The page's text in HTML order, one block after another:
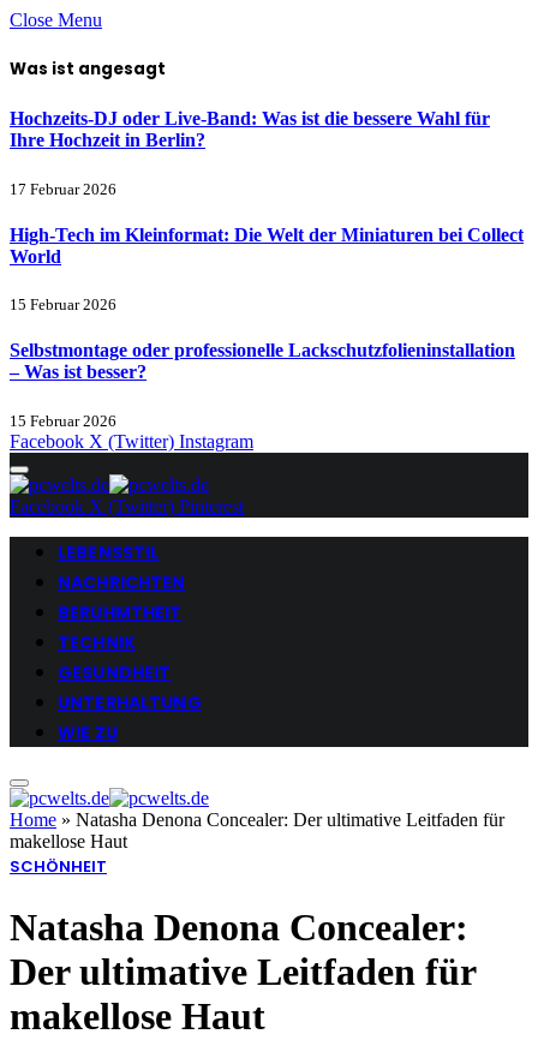
Close Menu
Was ist angesagt
Hochzeits-DJ oder Live-Band: Was ist die bessere Wahl für
Ihre Hochzeit in Berlin?
17 Februar 2026
High-Tech im Kleinformat: Die Welt der Miniaturen bei Collect
World
15 Februar 2026
Selbstmontage oder professionelle Lackschutzfolieninstallation
– Was ist besser?
15 Februar 2026
Facebook X (Twitter) Instagram
Facebook X (Twitter) Pinterest
LEBENSSTIL
NACHRICHTEN
BERUHMTHEIT
TECHNIK
GESUNDHEIT
UNTERHALTUNG
WIE ZU
Home » Natasha Denona Concealer: Der ultimative Leitfaden für
makellose Haut
SCHÖNHEIT
Natasha Denona Concealer:
Der ultimative Leitfaden für
makellose Haut